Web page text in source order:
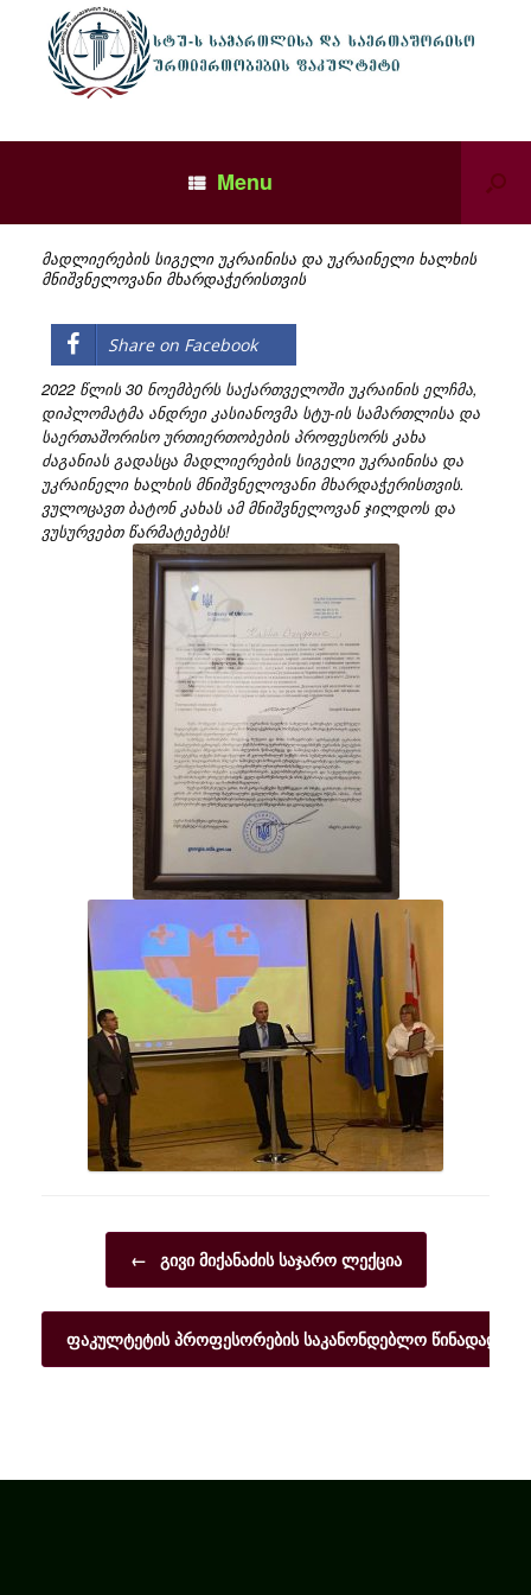
Menu
მადლიერების სიგელი უკრაინისა და უკრაინელი ხალხის
მნიშვნელოვანი მხარდაჭერისთვის
Share on Facebook
2022 წლის 30 ნოემბერს საქართველოში უკრაინის ელჩმა,
დიპლომატმა ანდრეი კასიანოვმა სტუ-ის სამართლისა და
საერთაშორისო ურთიერთობების პროფესორს კახა
ძაგანიას გადასცა მადლიერების სიგელი უკრაინისა და
უკრაინელი ხალხის მნიშვნელოვანი მხარდაჭერისთვის.
ვულოცავთ ბატონ კახას ამ მნიშვნელოვან ჯილდოს და
ვუსურვებთ წარმატებებს!
Post navigation
← გივი მიქანაძის საჯარო ლექცია
ფაკულტეტის პროფესორების საკანონდებლო